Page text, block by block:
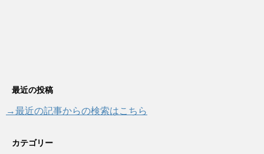
最近の投稿
→最近の記事からの検索はこちら
カテゴリー